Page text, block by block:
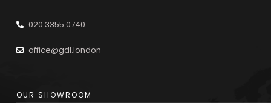
020 3355 0740
office@gdl.london
OUR SHOWROOM